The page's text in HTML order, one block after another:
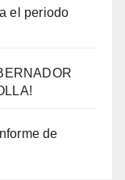
el periodo
de